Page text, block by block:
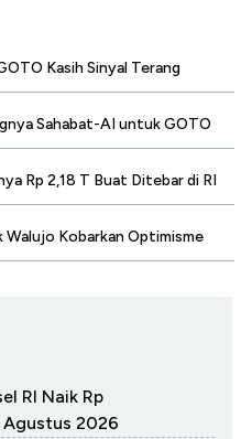
Kasih Sinyal Terang
Sahabat-AI untuk GOTO
Rp 2,18 T Buat Ditebar di RI
Walujo Kobarkan Optimisme
RI Naik Rp
2026